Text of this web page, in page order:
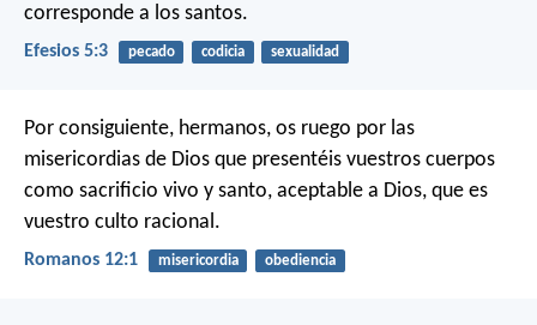
corresponde a los santos.
Efesios 5:3 pecado codicia sexualidad
Por consiguiente, hermanos, os ruego por las
misericordias de Dios que presentéis vuestros cuerpos
como sacrificio vivo y santo, aceptable a Dios, que es
vuestro culto racional.
Romanos 12:1 misericordia obediencia